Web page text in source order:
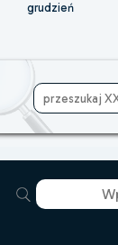
grudzień